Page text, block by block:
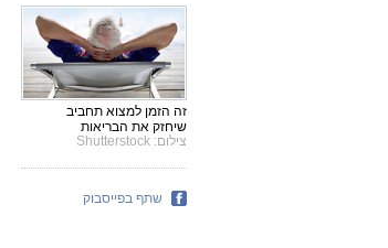
זה הזמן למצוא תחביב
שיחזק את הבריאות
צילום: Shutterstock
שתף בפייסבוק